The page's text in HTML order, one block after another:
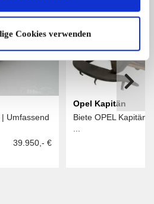
Cookies verwenden
Umfassend
39.950,- €
Opel Kapitän
Biete OPEL Kapitän
...